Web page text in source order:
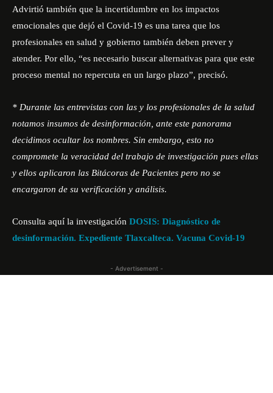
Advirtió también que la incertidumbre en los impactos
emocionales que dejó el Covid-19 es una tarea que los
profesionales en salud y gobierno también deben prever y
atender. Por ello, “es necesario buscar alternativas para que este
proceso mental no repercuta en un largo plazo”, precisó.
* Durante las entrevistas con las y los profesionales de la salud
notamos insumos de desinformación, ante este panorama
decidimos ocultar los nombres. Sin embargo, esto no
compromete la veracidad del trabajo de investigación pues ellas
y ellos aplicaron las Bitácoras de Pacientes pero no se
encargaron de su verificación y análisis.
Consulta aquí la investigación DOSIS: Diagnóstico de
desinformación. Expediente Tlaxcalteca. Vacuna Covid-19
- Advertisement -